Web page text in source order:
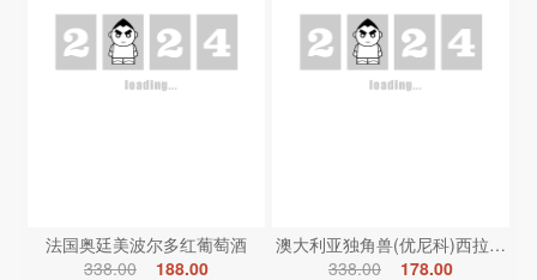
法国奥廷美波尔多红葡萄酒
338.00
188.00
澳大利亚独角兽(优尼科)西拉红葡
338.00
178.00